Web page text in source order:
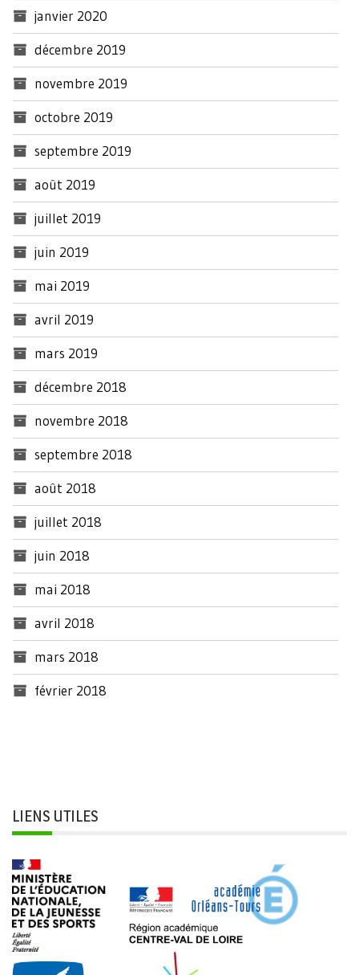
janvier 2020
décembre 2019
novembre 2019
octobre 2019
septembre 2019
août 2019
juillet 2019
juin 2019
mai 2019
avril 2019
mars 2019
décembre 2018
novembre 2018
septembre 2018
août 2018
juillet 2018
juin 2018
mai 2018
avril 2018
mars 2018
février 2018
LIENS UTILES